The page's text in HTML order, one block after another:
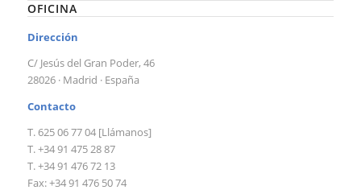
OFICINA
Dirección
C/ Jesús del Gran Poder, 46
28026 · Madrid · España
Contacto
T. 625 06 77 04 [Llámanos]
T. +34 91 475 28 87
T. +34 91 476 72 13
Fax: +34 91 476 50 74